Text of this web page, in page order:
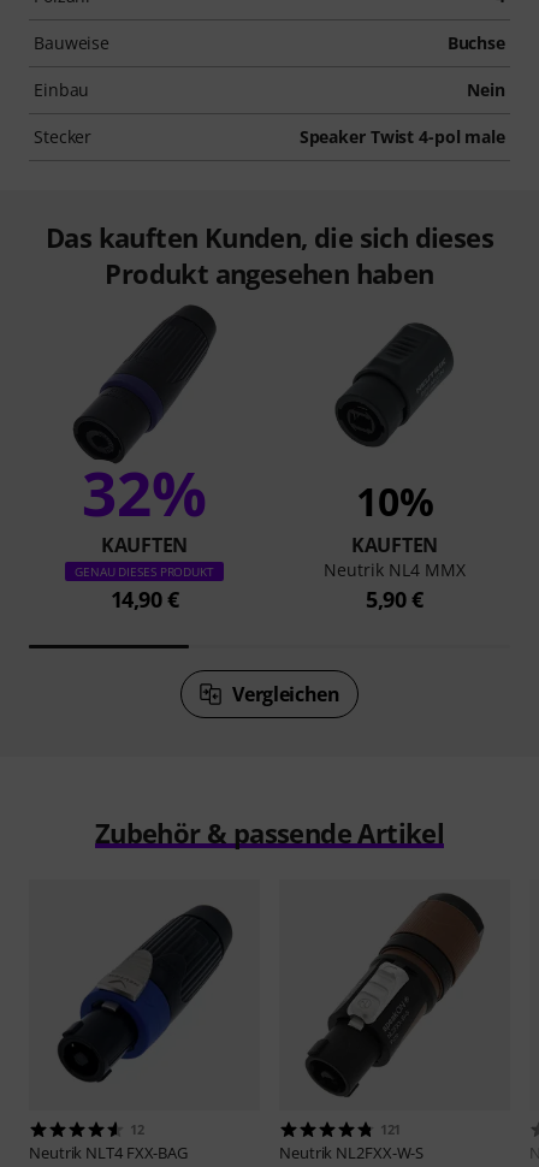
Bauweise Buchse
Einbau Nein
Stecker Speaker Twist 4-pol male
Das kauften Kunden, die sich dieses
Produkt angesehen haben
32%
KAUFTEN
GENAU DIESES PRODUKT
14,90 €
10%
KAUFTEN
Neutrik NL4 MMX
5,90 €
Vergleichen
Zubehör & passende Artikel
12
Neutrik NLT4 FXX-BAG
121
Neutrik NL2FXX-W-S